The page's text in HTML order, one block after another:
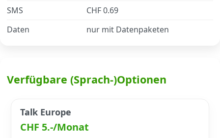
SMS
CHF 0.69
Daten
nur mit Datenpaketen
Verfügbare (Sprach-)Optionen
Talk Europe
CHF 5.-/Monat